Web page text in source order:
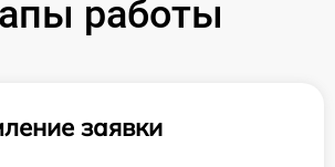
работы
заявки